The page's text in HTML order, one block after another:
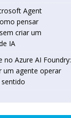
Agent
pensar
criar um
IA
no Azure AI Foundry:
um agente operar